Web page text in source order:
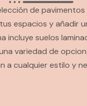
de
espacios y añadir
incluye suelos
variedad de
a cualquier estilo y